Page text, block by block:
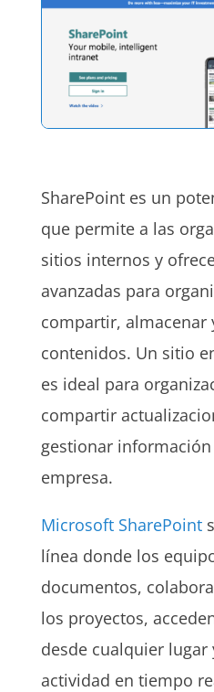
SharePoint es un
que permite a las
sitios internos y
avanzadas para
compartir, almacenar
contenidos. Un sitio
es ideal para
compartir
gestionar
empresa.
Microsoft SharePoint
línea donde los
documentos,
los proyectos,
desde cualquier lugar
actividad en tiempo